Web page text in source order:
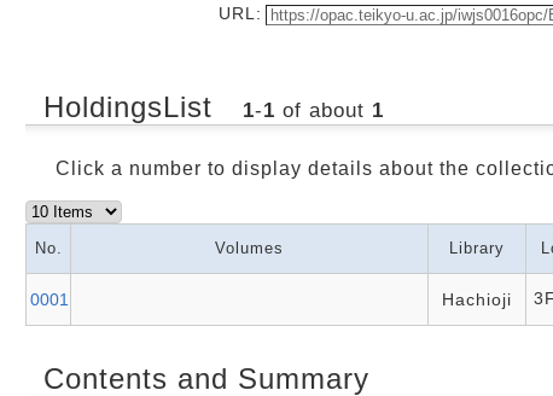
URL:
HoldingsList 1-1 of about 1
Click a number to display details about the
No. Volumes Library
0001 Hachioji
Contents and Summary